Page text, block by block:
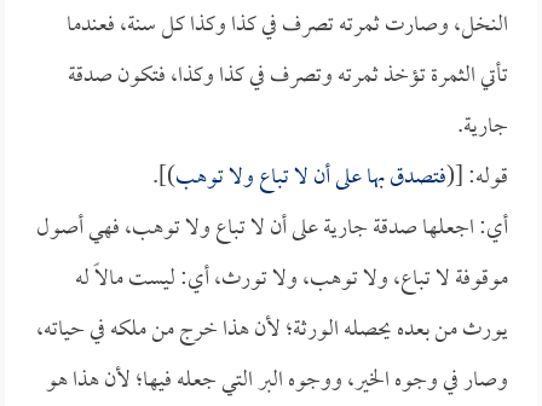
النخل، وصارت ثمرته تصرف في كذا وكذا كل سنة، فعندما
تأتي الثمرة تؤخذ ثمرته وتصرف في كذا وكذا، فتكون صدقة
جارية.
قوله: [(فتصدق بها على أن لا تباع ولا توهب)].
أي: اجعلها صدقة جارية على أن لا تباع ولا توهب، فهي أصول
موقوفة لا تباع، ولا توهب، ولا تورث، أي: ليست مالاً له
يورث من بعده يحصله الورثة؛ لأن هذا خرج من ملكه في حياته،
وصار في وجوه الخير، ووجوه البر التي جعله فيها؛ لأن هذا هو